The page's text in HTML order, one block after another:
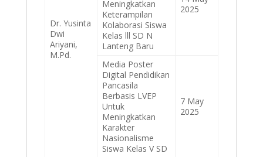
Dr. Yusinta
Dwi
Ariyani,
M.Pd.
Meningkatkan
Keterampilan
Kolaborasi Siswa
Kelas lll SD N
Lanteng Baru
2025
Media Poster
Digital Pendidikan
Pancasila
Berbasis LVEP
Untuk
Meningkatkan
Karakter
Nasionalisme
Siswa Kelas V SD
7 May
2025